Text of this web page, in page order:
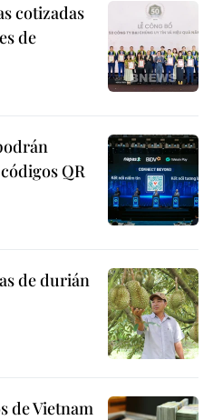
cotizadas
de
QR
de durián
de Vietnam